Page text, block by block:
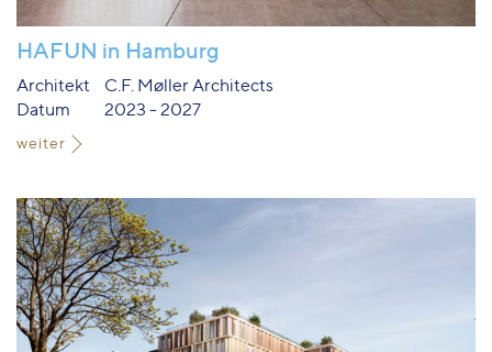
HAFUN in Hamburg
Architekt
C.F. Møller Architects
Datum
2023 - 2027
weiter